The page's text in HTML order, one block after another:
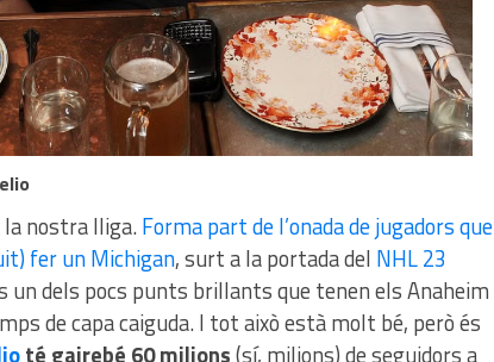
nostra lliga.Forma part de l’onada de jugadors que
fer un Michigan, surt a la portada del NHL 23
un dels pocs punts brillants que tenen els Anaheim
de capa caiguda. I tot això està molt bé, però és
té gairebé 60 milions(sí, milions) de seguidors a